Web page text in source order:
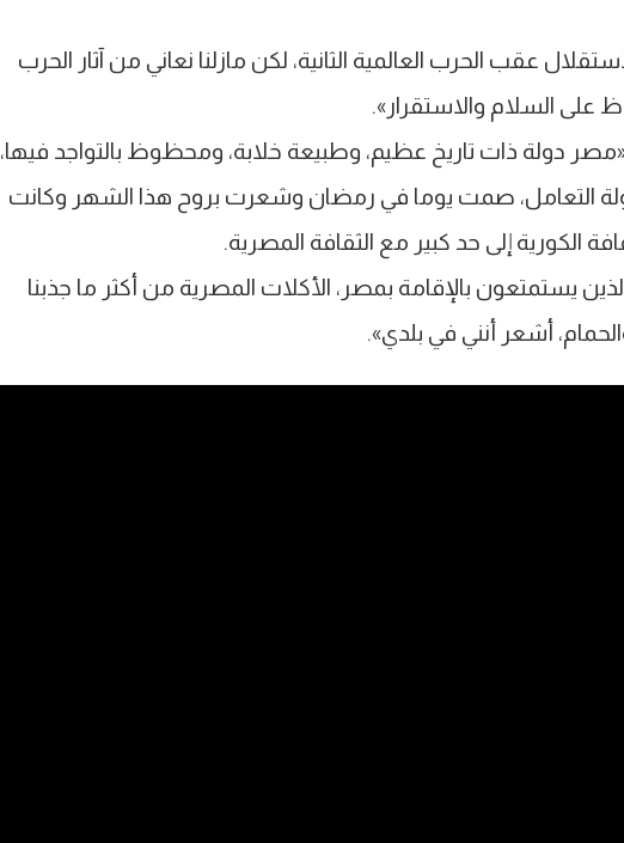
عقب الحرب العالمية الثانية، لكن مازلنا نعاني من آثار الحرب
على السلام والاستقرار».
دولة ذات تاريخ عظيم، وطبيعة خلابة، ومحظوظ بالتواجد فيها،
التعامل، صمت يوما في رمضان وشعرت بروح هذا الشهر وكانت
الكورية إلى حد كبير مع الثقافة المصرية.
يستمتعون بالإقامة بمصر، الأكلات المصرية من أكثر ما جذبنا
أشعر أنني في بلدي».